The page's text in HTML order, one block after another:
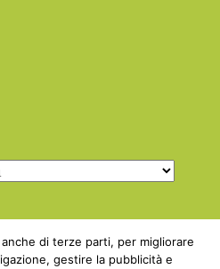
di terze parti, per migliorare
gestire la pubblicità e